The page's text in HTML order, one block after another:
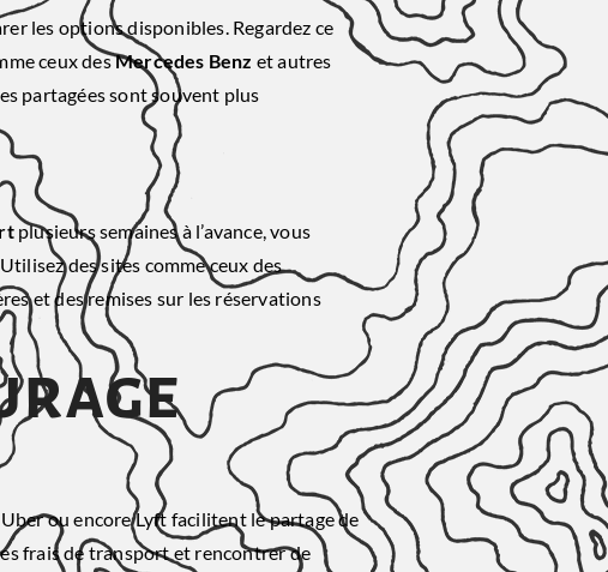
les options disponibles. Regardez ce
ceux desMercedes Benz et autres
partagées sont souvent plus
plusieurs semaines à l’avance, vous
des sites comme ceux des
et des remises sur les réservations
ou encore Lyft facilitent le partage de
frais de transport et rencontrer de